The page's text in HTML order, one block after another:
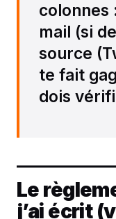
colonnes
mail (si
source
te fait
dois
Le
j’ai écrit